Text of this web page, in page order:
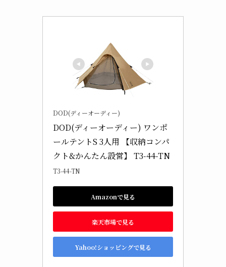
DOD(ディーオーディー)
DOD(ディーオーディー) ワンポ
ールテントS 3人用 【収納コンパ
クト&かんたん設営】 T3-44-TN
T3-44-TN
Amazonで見る
楽天市場で見る
Yahoo!ショッピングで見る